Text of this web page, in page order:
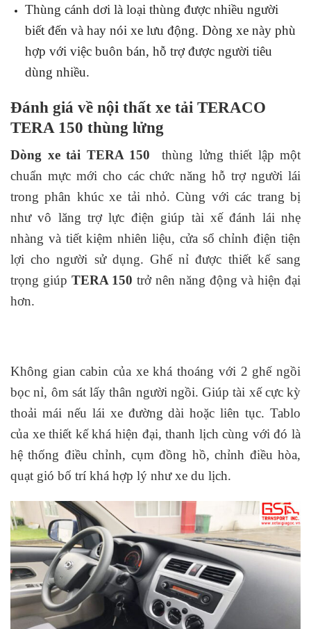
Thùng cánh dơi là loại thùng được nhiều người
biết đến và hay nói xe lưu động. Dòng xe này phù
hợp với việc buôn bán, hỗ trợ được người tiêu
dùng nhiều.
Đánh giá về nội thất xe tải TERACO
TERA 150 thùng lửng
Dòng xe tải TERA 150 thùng lửng thiết lập một
chuẩn mực mới cho các chức năng hỗ trợ người lái
trong phân khúc xe tải nhỏ. Cùng với các trang bị
như vô lăng trợ lực điện giúp tài xế đánh lái nhẹ
nhàng và tiết kiệm nhiên liệu, cửa sổ chỉnh điện tiện
lợi cho người sử dụng. Ghế nỉ được thiết kế sang
trọng giúp TERA 150 trở nên năng động và hiện đại
hơn.
Không gian cabin của xe khá thoáng với 2 ghế ngồi
bọc nỉ, ôm sát lấy thân người ngồi. Giúp tài xế cực kỳ
thoải mái nếu lái xe đường dài hoặc liên tục. Tablo
của xe thiết kế khá hiện đại, thanh lịch cùng với đó là
hệ thống điều chỉnh, cụm đồng hồ, chỉnh điều hòa,
quạt gió bố trí khá hợp lý như xe du lịch.